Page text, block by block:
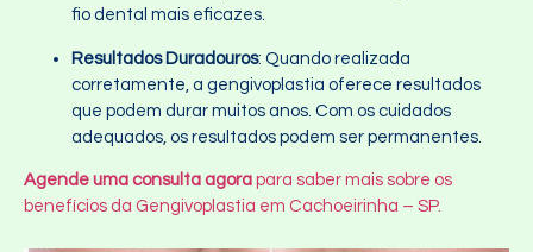
fio dental mais eficazes.
Resultados Duradouros: Quando realizada
corretamente, a gengivoplastia oferece resultados
que podem durar muitos anos. Com os cuidados
adequados, os resultados podem ser permanentes.
Agende uma consulta agora para saber mais sobre os
benefícios da Gengivoplastia em Cachoeirinha – SP.